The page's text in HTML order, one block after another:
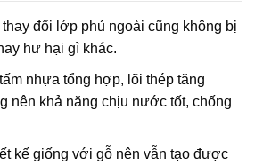
đổi lớp phủ ngoài cũng không bị
hư hại gì khác.
nhựa tổng hợp, lõi thép tăng
nên khả năng chịu nước tốt, chống
kế giống với gỗ nên vẫn tạo được